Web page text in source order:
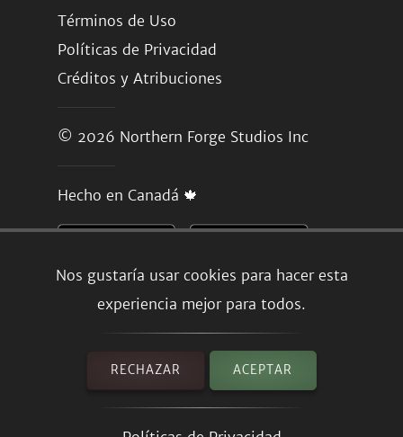
Nos gustaría usar cookies para hacer esta
experiencia mejor para todos.
RECHAZAR ACEPTAR
Términos de Uso
Políticas de Privacidad
Créditos y Atribuciones
© 2026 Northern Forge Studios Inc
Hecho en Canadá 🍁